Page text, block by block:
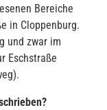
Bereiche
in Cloppenburg.
und zwar im
Eschstraße